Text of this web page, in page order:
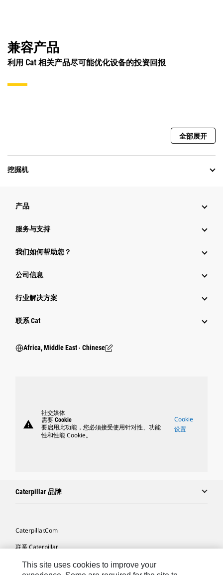
兼容产品
利用 Cat 相关产品尽可能优化设备的投资回报
全部展开
挖掘机
产品
服务与支持
我们如何帮助您？
公司信息
行业解决方案
行业
联系 Cat
Africa, Middle East ‧ Chinese
warning
社交媒体
需要 Cookie
要启用此功能，您必须接受使用针对性、功能
性和性能 Cookie。
Cookie
设置
Caterpillar 品牌
Caterpillar.com
联系 Caterpillar
我的营销首选项
This site uses cookies to improve your